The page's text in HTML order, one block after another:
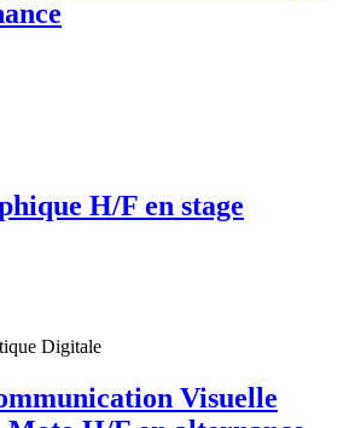
H/F en stage
Digitale
Visuelle